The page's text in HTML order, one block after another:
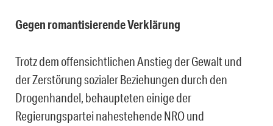
Gegen romantisierende Verklärung
Trotz dem offensichtlichen Anstieg der Gewalt und
der Zerstörung sozialer Beziehungen durch den
Drogenhandel, behaupteten einige der
Regierungspartei nahestehende NRO und